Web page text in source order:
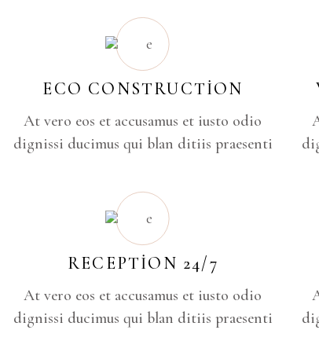
ECO CONSTRUCTION
At vero eos et accusamus et iusto odio
dignissi ducimus qui blan ditiis praesenti
RECEPTION 24/7
At vero eos et accusamus et iusto odio
dignissi ducimus qui blan ditiis praesenti